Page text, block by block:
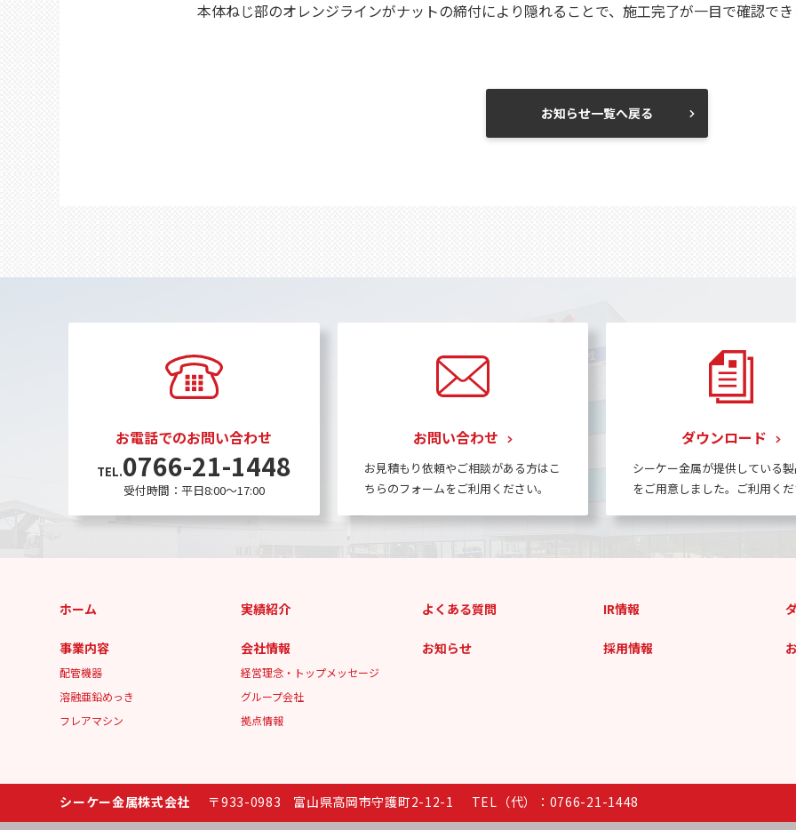
本体ねじ部のオレンジラインがナットの締付により隠れることで、施工完了が一目で確認で
お知らせ一覧へ戻る
お電話でのお問い合わせ
TEL.0766-21-1448
受付時間：平日8:00〜17:00
お問い合わせ
お見積もり依頼やご相談がある方はこ
ちらのフォームをご利用ください。
ダウンロード
シーケー金属が提供している
をご用意しました。ご利用く
ホーム
事業内容
配管機器
溶融亜鉛めっき
フレアマシン
実績紹介
会社情報
経営理念・トップメッセージ
グループ会社
拠点情報
よくある質問
お知らせ
IR情報
採用情報
シーケー金属株式会社 〒933-0983 富山県高岡市守護町2-12-1 TEL（代）：0766-21-1448